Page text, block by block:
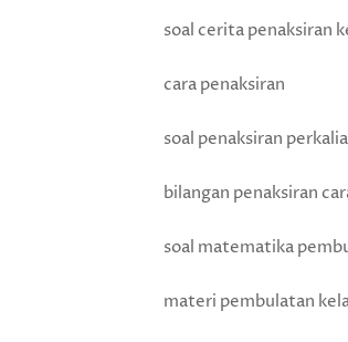
soal cerita penaksiran
cara penaksiran
soal penaksiran
bilangan penaksiran
soal matematika
materi pembulatan